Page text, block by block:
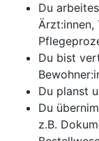
Du
Ärzt:innen,
Du bist
Du planst
Du
z.B.